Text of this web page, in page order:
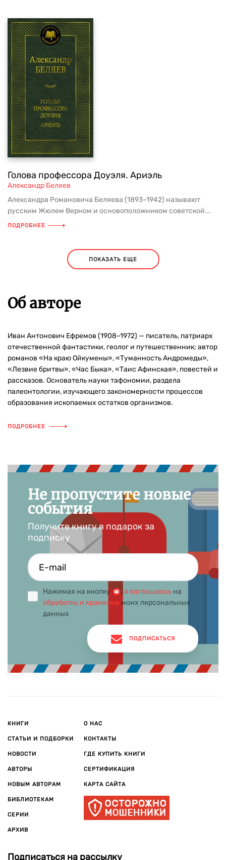
Голова профессора Доуэля. Ариэль
Александр Беляев
Александра Романовича Беляева (1893–1942) называют
русским Жюлем Верном и основоположником советской...
ПОДРОБНЕЕ
ПОКАЗАТЬ ЕЩЕ
Об авторе
Иван Антонович Ефремов (1908–1972) — писатель, патриарх
отечественной фантастики, геолог и путешественник; автор
романов «На краю Ойкумены», «Туманность Андромеды»,
«Лезвие бритвы», «Час Быка», «Таис Афинская», повестей и
рассказов. Основатель науки тафономии, раздела
палеонтологии, изучающего закономерности процессов
образования ископаемых остатков организмов.
ПОДРОБНЕЕ
Не пропустите новые
события
Получите книгу в подарок за
подписку
Нажимая на кнопку , я соглашаюсь на
обработку и хранение моих персональных
данных
ПОДПИСАТЬСЯ
КНИГИ
СТАТЬИ И ПОДБОРКИ
НОВОСТИ
АВТОРЫ
НОВЫМ АВТОРАМ
БИБЛИОТЕКАМ
СЕРИИ
АРХИВ
О НАС
КОНТАКТЫ
ГДЕ КУПИТЬ КНИГИ
СЕРТИФИКАЦИЯ
КАРТА САЙТА
Подписаться на рассылку